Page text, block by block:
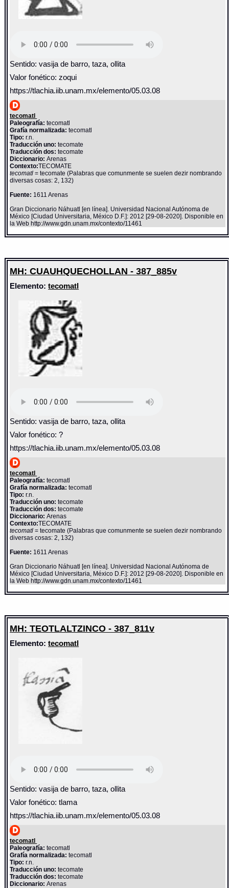
Sentido: vasija de barro, taza, ollita
Valor fonético: zoqui
https://tlachia.iib.unam.mx/elemento/05.03.08
tecomatl
Paleografía: tecomatl
Grafía normalizada: tecomatl
Tipo: r.n.
Traducción uno: tecomate
Traducción dos: tecomate
Diccionario:Arenas
Contexto:TECOMATE
tecomatl= tecomate (Palabras que comunmente se suelen dezir nombrando
diversas cosas: 2, 132)
Fuente: 1611 Arenas
Gran Diccionario Náhuatl [en línea]. Universidad Nacional Autónoma de
México [Ciudad Universitaria, México D.F.]: 2012 [29-08-2020]. Disponible en
la Web http://www.gdn.unam.mx/contexto/11461
MH: CUAUHQUECHOLLAN - 387_885v
Elemento:tecomatl
Sentido: vasija de barro, taza, ollita
Valor fonético: ?
https://tlachia.iib.unam.mx/elemento/05.03.08
tecomatl
Paleografía: tecomatl
Grafía normalizada: tecomatl
Tipo: r.n.
Traducción uno: tecomate
Traducción dos: tecomate
Diccionario:Arenas
Contexto:TECOMATE
tecomatl= tecomate (Palabras que comunmente se suelen dezir nombrando
diversas cosas: 2, 132)
Fuente: 1611 Arenas
Gran Diccionario Náhuatl [en línea]. Universidad Nacional Autónoma de
México [Ciudad Universitaria, México D.F.]: 2012 [29-08-2020]. Disponible en
la Web http://www.gdn.unam.mx/contexto/11461
MH: TEOTLALTZINCO - 387_811v
Elemento:tecomatl
Sentido: vasija de barro, taza, ollita
Valor fonético: tlama
https://tlachia.iib.unam.mx/elemento/05.03.08
tecomatl
Paleografía: tecomatl
Grafía normalizada: tecomatl
Tipo: r.n.
Traducción uno: tecomate
Traducción dos: tecomate
Diccionario:Arenas